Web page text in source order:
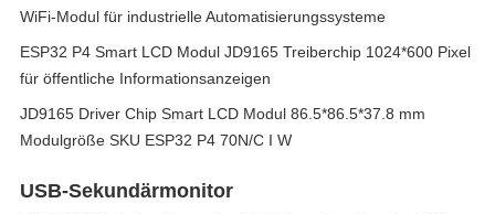
WiFi-Modul für industrielle Automatisierungssysteme
ESP32 P4 Smart LCD Modul JD9165 Treiberchip 1024*600 Pixel
für öffentliche Informationsanzeigen
JD9165 Driver Chip Smart LCD Modul 86.5*86.5*37.8 mm
Modulgröße SKU ESP32 P4 70N/C I W
USB-Sekundärmonitor